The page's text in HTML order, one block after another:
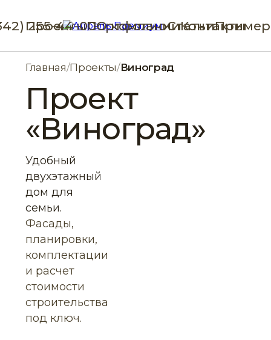
ПроектыПортфолиоСтатьиПример
255-44-00О компанииКонтакты
Главная/Проекты/Виноград
Проект
«Виноград»
Удобный
двухэтажный
дом для
семьи.
Фасады,
планировки,
комплектации
и расчет
стоимости
строительства
под ключ.